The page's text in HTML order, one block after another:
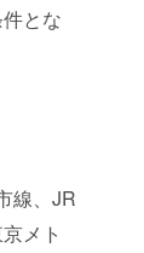
とな
線、JR
メト